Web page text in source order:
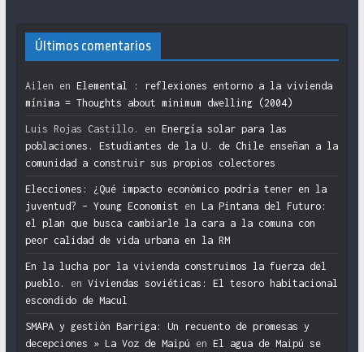
Últimos comentarios
Ailen en Elemental : reflexiones entorno a la vivienda
mínima = Thoughts about minimum dwelling (2004)
Luis Rojas Castillo. en Energía solar para las
poblaciones. Estudiantes de la U. de Chile enseñan a la
comunidad a construir sus propios colectores
Elecciones: ¿Qué impacto económico podría tener en la
juventud? – Young Economist en La Pintana del Futuro:
el plan que busca cambiarle la cara a la comuna con
peor calidad de vida urbana en la RM
En la lucha por la vivienda construimos la fuerza del
pueblo.
en Viviendas soviéticas: El tesoro habitacional
escondido de Macul
SMAPA y gestión Barriga: Un recuento de promesas y
decepciones » La Voz de Maipú en El agua de Maipú se